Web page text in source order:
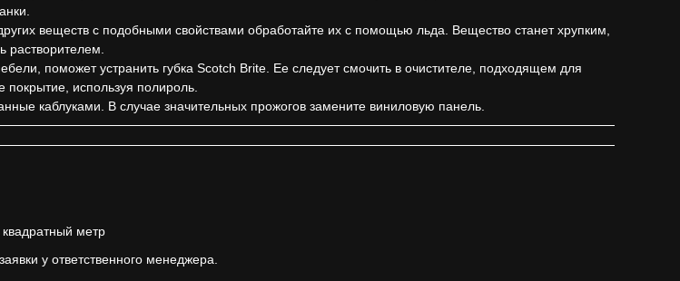
веществ с подобными свойствами обработайте их с помощью льда. Вещество станет хрупким,
растворителем.
поможет устранить губка Scotch Brite. Ее следует смочить в очистителе, подходящем для
покрытие, используя полироль.
каблуками. В случае значительных прожогов замените виниловую панель.
метр
у ответственного менеджера.